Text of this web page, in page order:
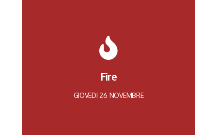
Ingegneria idraulica
Ing. Marco Pilotti
CLEAN WATER AND SANITATION
Fire
GIOVEDI 26 NOVEMBRE